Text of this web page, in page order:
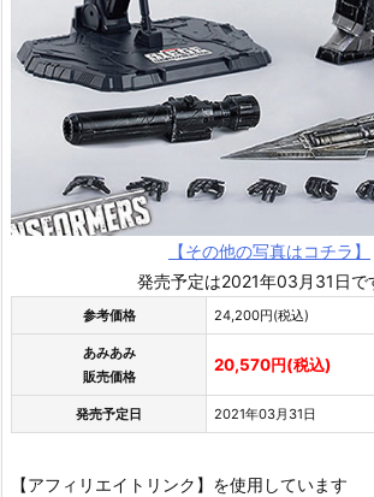
【その他の写真はコチラ】
発売予定は2021年03月31日で
参考価格 24,200円(税込)
あみあみ
販売価格
20,570円(税込)
発売予定日 2021年03月31日
【アフィリエイトリンク】を使用しています